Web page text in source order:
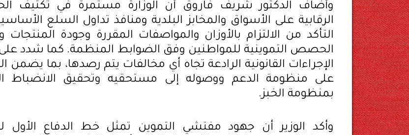
وأضاف الدكتور شريف فاروق أن الوزارة مستمرة في تكثيف
الرقابية على الأسواق والمخابز البلدية ومنافذ تداول السلع
التأكد من الالتزام بالأوزان والمواصفات المقررة وجودة
الحصص التموينية للمواطنين وفق الضوابط المنظمة. كما شدد على
الإجراءات القانونية الرادعة تجاه أي مخالفات يتم رصدها، بما يضمن
على منظومة الدعم ووصوله إلى مستحقيه وتحقيق الانضباط
بمنظومة الخبز.
وأكد الوزير أن جهود مفتشي التموين تمثل خط الدفاع الأول